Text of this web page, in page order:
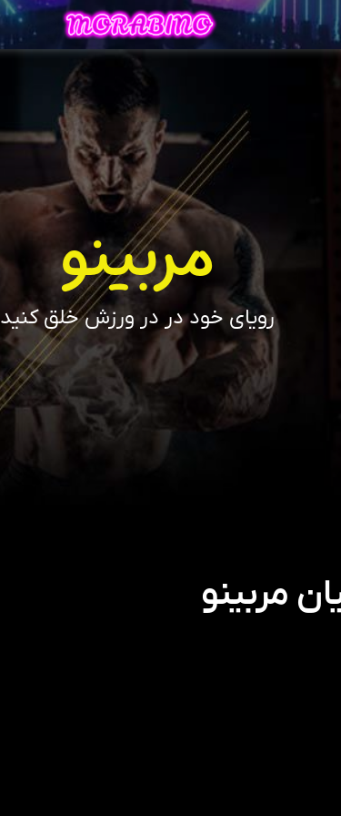
مربینو
رویای خود در در ورزش خلق کنید
مربینو